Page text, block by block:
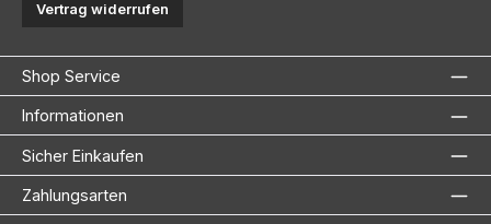
Vertrag widerrufen
Shop Service
Informationen
Sicher Einkaufen
Zahlungsarten